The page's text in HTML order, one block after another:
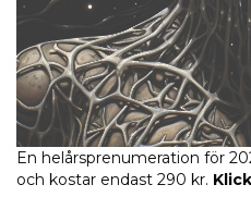
En helårsprenumeration för
och kostar endast 290 kr.